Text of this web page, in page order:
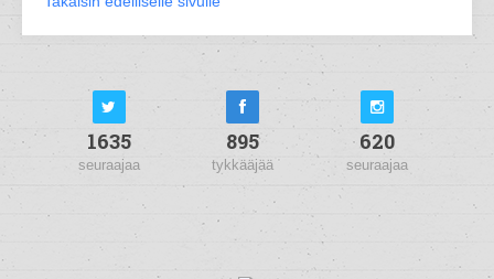
1635
seuraajaa
895
tykkääjää
620
seuraajaa